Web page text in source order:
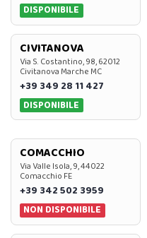
DISPONIBILE
CIVITANOVA
Via S. Costantino, 98, 62012
Civitanova Marche MC
+39 349 28 11 427
DISPONIBILE
COMACCHIO
Via Valle Isola, 9, 44022
Comacchio FE
+39 342 502 3959
NON DISPONIBILE